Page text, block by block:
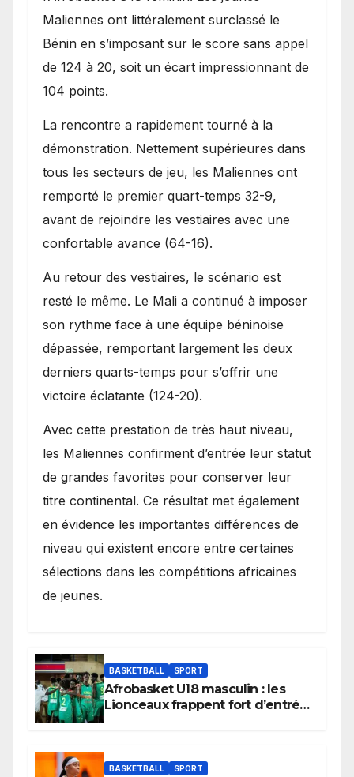
Maliennes ont littéralement surclassé le
Bénin en s’imposant sur le score sans appel
de 124 à 20, soit un écart impressionnant de
104 points.
La rencontre a rapidement tourné à la
démonstration. Nettement supérieures dans
tous les secteurs de jeu, les Maliennes ont
remporté le premier quart-temps 32-9,
avant de rejoindre les vestiaires avec une
confortable avance (64-16).
Au retour des vestiaires, le scénario est
resté le même. Le Mali a continué à imposer
son rythme face à une équipe béninoise
dépassée, remportant largement les deux
derniers quarts-temps pour s’offrir une
victoire éclatante (124-20).
Avec cette prestation de très haut niveau,
les Maliennes confirment d’entrée leur statut
de grandes favorites pour conserver leur
titre continental. Ce résultat met également
en évidence les importantes différences de
niveau qui existent encore entre certaines
sélections dans les compétitions africaines
de jeunes.
BASKETBALL SPORT
Afrobasket U18 masculin : les
Lionceaux frappent fort d’entrée
BASKETBALL SPORT